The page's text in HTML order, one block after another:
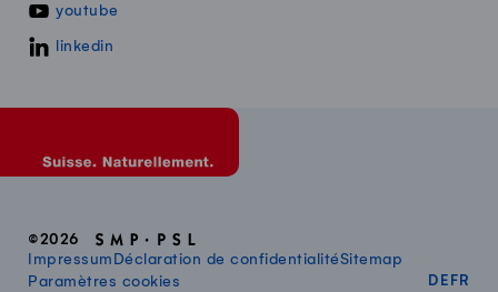
youtube
linkedin
©2026
Impressum Déclaration de confidentialitéSitemap
Paramètres cookies
DE FR